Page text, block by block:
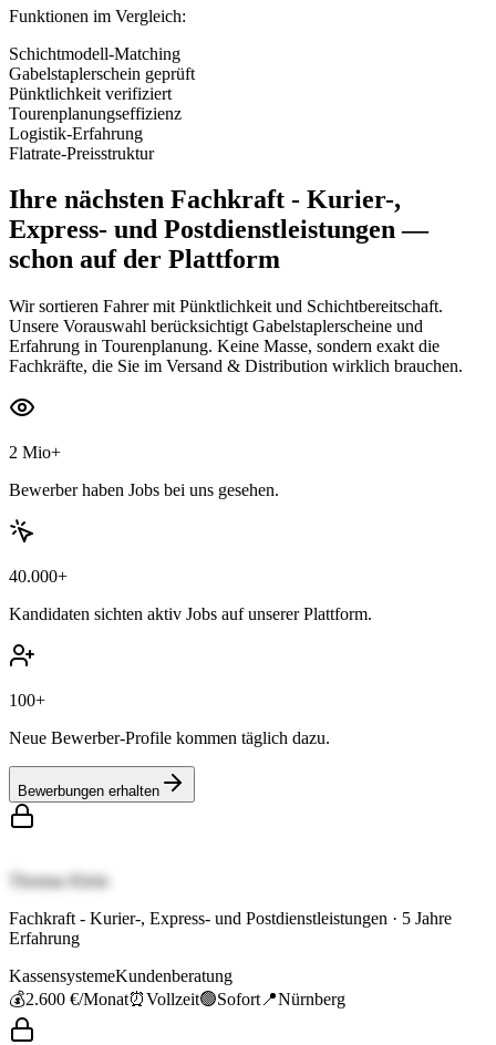
Funktionen im Vergleich:
Schichtmodell-Matching
Gabelstaplerschein geprüft
Pünktlichkeit verifiziert
Tourenplanungseffizienz
Logistik-Erfahrung
Flatrate-Preisstruktur
Ihre nächsten Fachkraft - Kurier-,
Express- und Postdienstleistungen—
schon auf der Plattform
Wir sortieren Fahrer mit Pünktlichkeit und Schichtbereitschaft.
Unsere Vorauswahl berücksichtigt Gabelstaplerscheine und
Erfahrung in Tourenplanung. Keine Masse, sondern exakt die
Fachkräfte, die Sie im Versand & Distribution wirklich brauchen.
2 Mio+
Bewerber haben Jobs bei uns gesehen.
40.000+
Kandidaten sichten aktiv Jobs auf unserer Plattform.
100+
Neue Bewerber-Profile kommen täglich dazu.
Bewerbungen erhalten
Thomas Klein
Fachkraft - Kurier-, Express- und Postdienstleistungen · 5 Jahre
Erfahrung
KassensystemeKundenberatung
💰2.600 €/Monat⏰Vollzeit🟢Sofort 📍Nürnberg